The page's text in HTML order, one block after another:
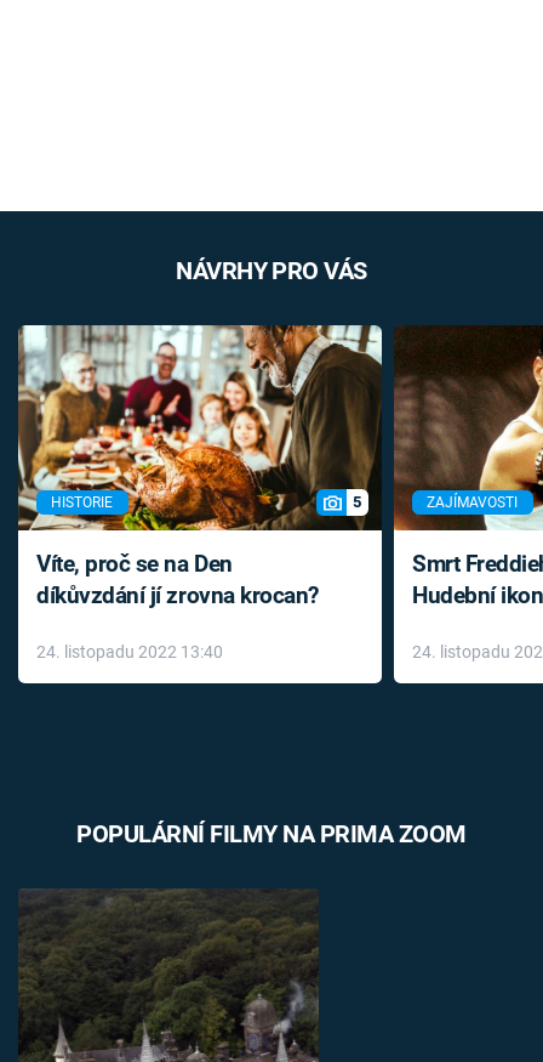
NÁVRHY PRO VÁS
HISTORIE 5
Víte, proč se na Den
díkůvzdání jí zrovna krocan?
24. listopadu 2022 13:40
ZAJÍMAVOSTI
Smrt
Hudební
léky
24. listopadu
POPULÁRNÍ FILMY NA PRIMA ZOOM